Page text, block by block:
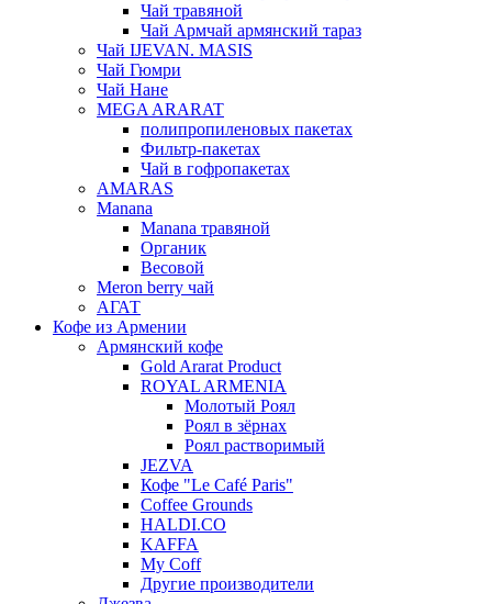
Чай травяной
Чай Армчай армянский тараз
Чай IJEVAN. MASIS
Чай Гюмри
Чай Нане
MEGA ARARAT
полипропиленовых пакетах
Фильтр-пакетах
Чай в гофропакетах
AMARAS
Manana
Manana травяной
Органик
Весовой
Meron berry чай
АГАТ
Кофе из Армении
Армянский кофе
Gold Ararat Product
ROYAL ARMENIA
Молотый Роял
Роял в зёрнах
Роял растворимый
JEZVA
Кофе "Le Café Paris"
Coffee Grounds
HALDI.CO
KAFFA
My Coff
Другие производители